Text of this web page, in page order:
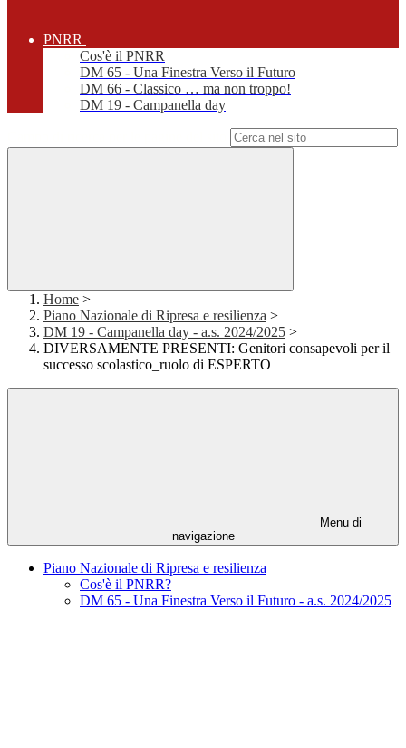
PNRR
Cos'è il PNRR
DM 65 - Una Finestra Verso il Futuro
DM 66 - Classico … ma non troppo!
DM 19 - Campanella day
Home >
Piano Nazionale di Ripresa e resilienza >
DM 19 - Campanella day - a.s. 2024/2025 >
DIVERSAMENTE PRESENTI: Genitori consapevoli per il
successo scolastico_ruolo di ESPERTO
Menu di
navigazione
Piano Nazionale di Ripresa e resilienza
Cos'è il PNRR?
DM 65 - Una Finestra Verso il Futuro - a.s. 2024/2025